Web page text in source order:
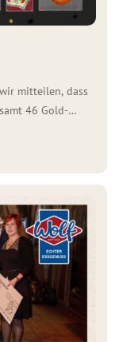
mitteilen, dass
46 Gold-
freuen wir